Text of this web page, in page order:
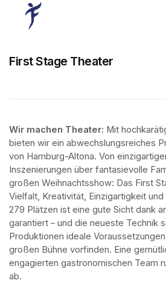
First Stage Theater
Wir machen Theater: Mit
bieten wir ein abwechslungsreiches
von Hamburg-Altona. Von
Inszenierungen über fantasievolle
großen Weihnachtsshow: Das First
Vielfalt, Kreativität, Einzigartigkeit
279 Plätzen ist eine gute Sicht dank
garantiert – und die neueste Technik
Produktionen ideale
großen Bühne vorfinden. Eine
engagierten gastronomischen Team
ab.